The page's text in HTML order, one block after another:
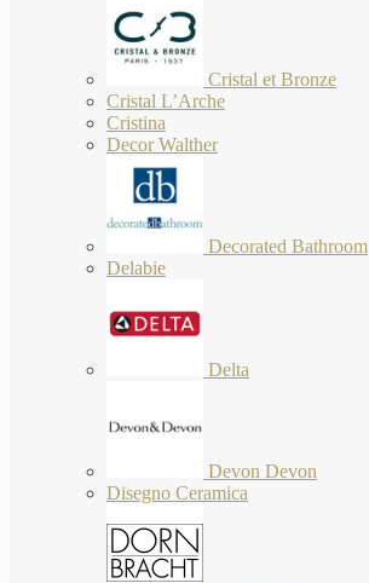
Cristal et Bronze
Cristal L’Arche
Cristina
Decor Walther
Decorated Bathroom
Delabie
Delta
Devon Devon
Disegno Ceramica